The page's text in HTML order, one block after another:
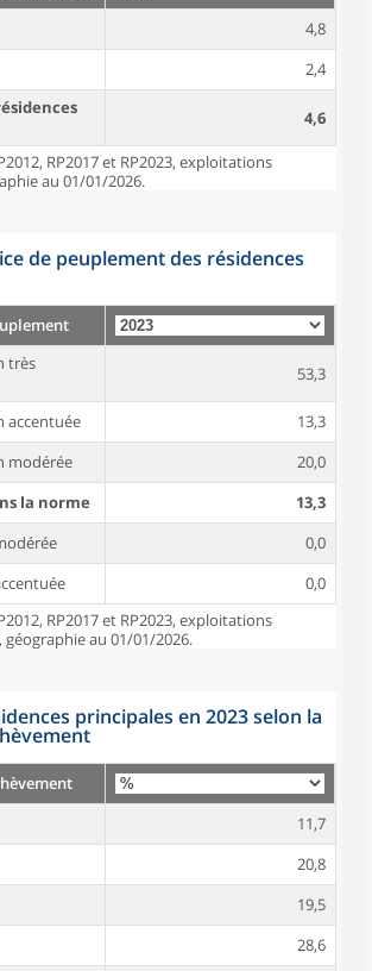
4,8
2,4
4,6
RP2017 et RP2023, exploitations
au 01/01/2026.
de peuplement des résidences
très
53,3
accentuée
13,3
modérée
20,0
la norme
13,3
0,0
0,0
RP2017 et RP2023, exploitations
au 01/01/2026.
principales en 2023 selon la
11,7
20,8
19,5
28,6